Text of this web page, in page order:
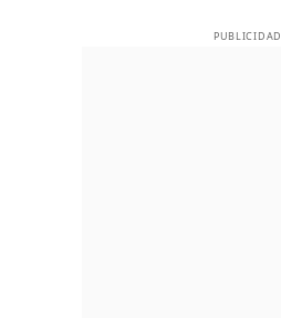
PUBLICIDAD